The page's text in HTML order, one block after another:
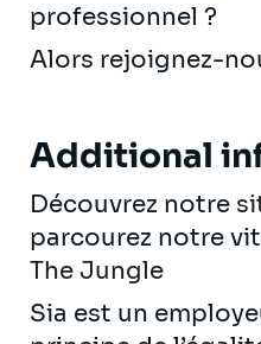
professionnel ?
Alors rejoignez-
Additional
Découvrez notre
parcourez notre
The Jungle
Sia est un